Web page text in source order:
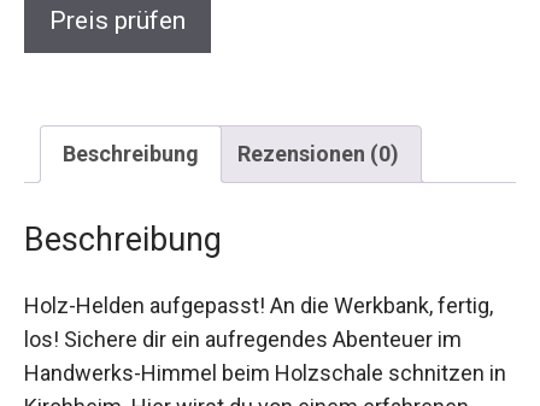
Preis prüfen
Beschreibung Rezensionen (0)
Beschreibung
Holz-Helden aufgepasst! An die Werkbank, fertig,
los! Sichere dir ein aufregendes Abenteuer im
Handwerks-Himmel beim Holzschale schnitzen